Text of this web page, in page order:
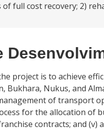
full cost recovery; 2)
project is to achieve
Bukhara, Nukus, and
of transport
for the allocation of
contracts; and